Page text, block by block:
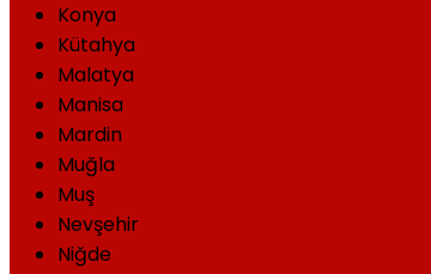
Konya
Kütahya
Malatya
Manisa
Mardin
Muğla
Muş
Nevşehir
Niğde